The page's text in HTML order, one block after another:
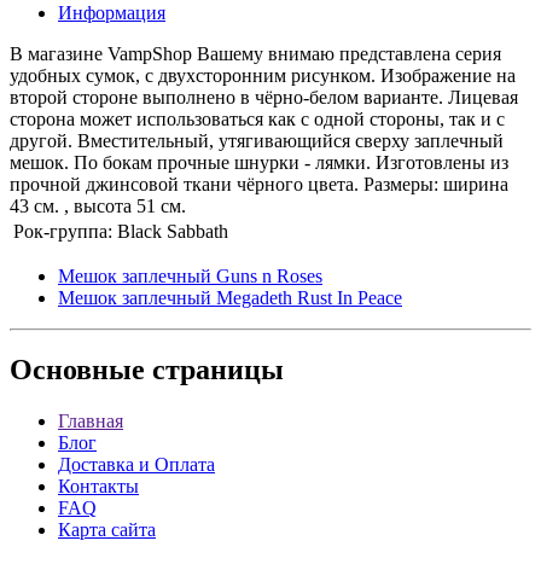
Информация
В магазине VampShop Вашему внимаю представлена серия
удобных сумок, с двухсторонним рисунком. Изображение на
второй стороне выполнено в чёрно-белом варианте. Лицевая
сторона может использоваться как с одной стороны, так и с
другой. Вместительный, утягивающийся сверху заплечный
мешок. По бокам прочные шнурки - лямки. Изготовлены из
прочной джинсовой ткани чёрного цвета. Размеры: ширина
43 см. , высота 51 см.
Рок-группа: Black Sabbath
Мешок заплечный Guns n Roses
Мешок заплечный Megadeth Rust In Peace
Основные страницы
Главная
Блог
Доставка и Оплата
Контакты
FAQ
Карта сайта